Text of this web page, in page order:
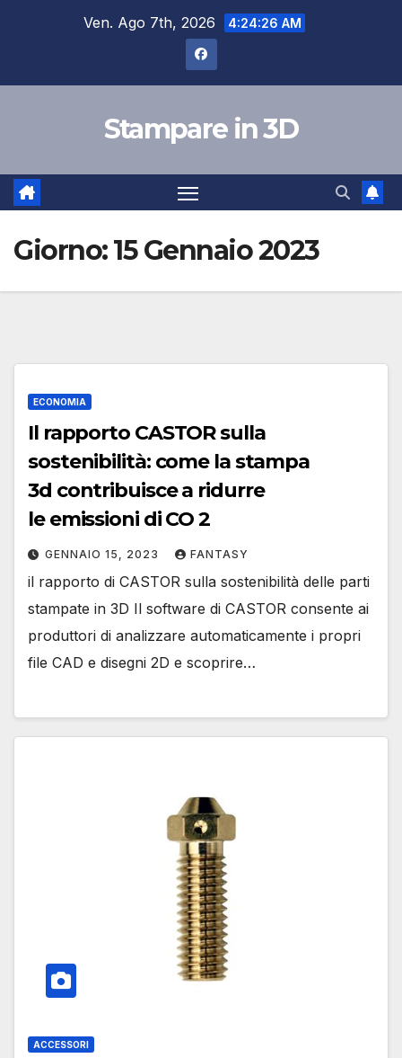
Ven. Ago 7th, 2026 4:24:26 AM
Stampare in 3D
Giorno:15 Gennaio 2023
ECONOMIA
Il rapporto CASTOR sulla
sostenibilità: come la stampa
3d contribuisce a ridurre
le emissioni di CO 2
GENNAIO 15, 2023 FANTASY
il rapporto di CASTOR sulla sostenibilità delle parti
stampate in 3D Il software di CASTOR consente ai
produttori di analizzare automaticamente i propri
file CAD e disegni 2D e scoprire…
ACCESSORI